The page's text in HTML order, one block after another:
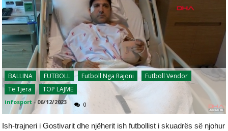
BALLINA FUTBOLL Futboll Nga Rajoni
Futboll Vendor
Të Tjera
TOP LAJME
infosport -06/12/2023 0
Ish-trajneri i Gostivarit dhe njëherit ish futbollist i skuadrës së njohur